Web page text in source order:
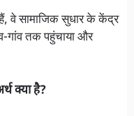
वे सामाजिक सुधार के केंद्र
गांव तक पहुंचाया और
क्या है?